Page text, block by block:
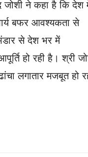
जोशी ने कहा है कि देश
बफर आवश्यकता से
से देश भर में
हो रही है। श्री
लगातार मजबूत हो